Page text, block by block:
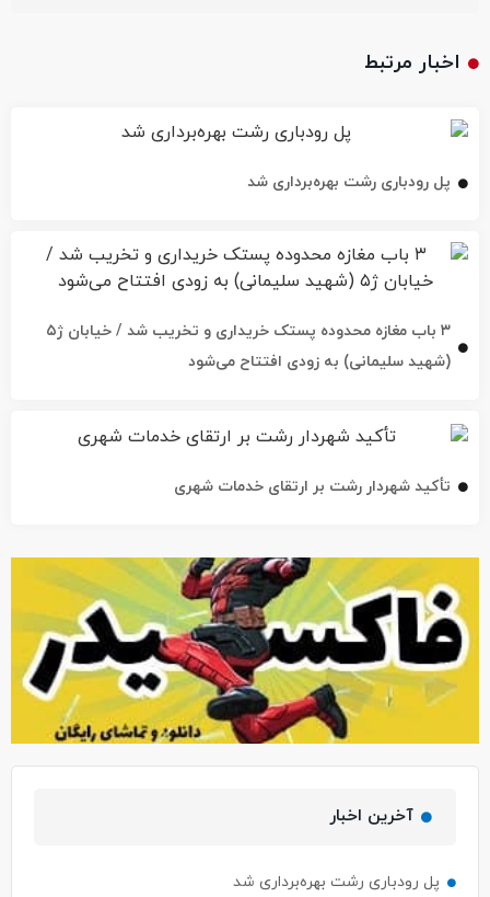
پل رودباری رشت بهره‌برداری شد
تأکید شهردار رشت بر ارتقای خدمات شهری
آخرین اخبار
۳ باب مغازه محدوده پستک خریداری و تخریب شد / خیابان